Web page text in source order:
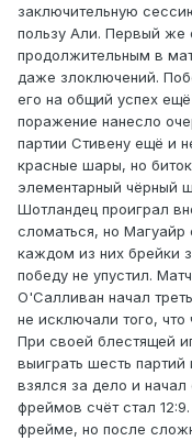
заключительную
пользу Али. Первый
продолжительным в
даже злоключений.
его на общий успех
поражение нанесло
партии Стивену ещё и
красные шары, но
элементарный чёрный
Шотландец проиграл
сломаться, но
каждом из них брейки
победу не упустил.
О'Салливан начал
не исключали того, что
При своей блестящей
выиграть шесть
взялся за дело и начал
фреймов счёт стал
фрейме, но после